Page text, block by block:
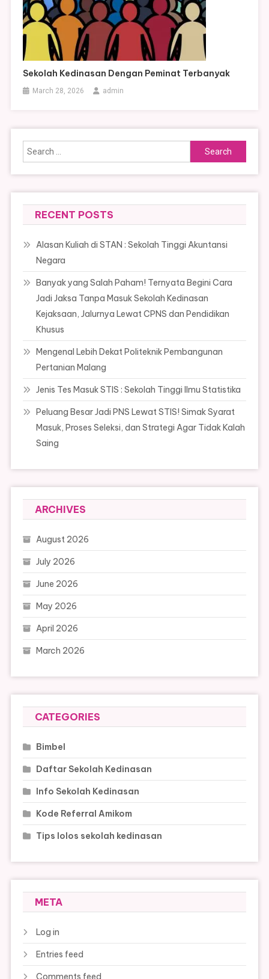
Sekolah Kedinasan Dengan Peminat Terbanyak
March 28, 2026 admin
Search
for:
RECENT POSTS
Alasan Kuliah di STAN : Sekolah Tinggi Akuntansi
Negara
Banyak yang Salah Paham! Ternyata Begini Cara
Jadi Jaksa Tanpa Masuk Sekolah Kedinasan
Kejaksaan, Jalurnya Lewat CPNS dan Pendidikan
Khusus
Mengenal Lebih Dekat Politeknik Pembangunan
Pertanian Malang
Jenis Tes Masuk STIS : Sekolah Tinggi Ilmu Statistika
Peluang Besar Jadi PNS Lewat STIS! Simak Syarat
Masuk, Proses Seleksi, dan Strategi Agar Tidak Kalah
Saing
ARCHIVES
August 2026
July 2026
June 2026
May 2026
April 2026
March 2026
CATEGORIES
Bimbel
Daftar Sekolah Kedinasan
Info Sekolah Kedinasan
Kode Referral Amikom
Tips lolos sekolah kedinasan
META
Log in
Entries feed
Comments feed